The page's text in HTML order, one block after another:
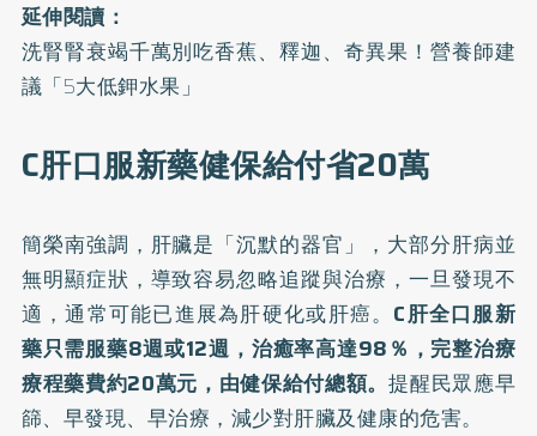
延伸閱讀：
洗腎腎衰竭千萬別吃香蕉、釋迦、奇異果！營養師建
議「5大低鉀水果」
C肝口服新藥健保給付省20萬
簡榮南強調，肝臟是「沉默的器官」，大部分肝病並
無明顯症狀，導致容易忽略追蹤與治療，一旦發現不
適，通常可能已進展為肝硬化或肝癌。 C肝全口服新
藥只需服藥8週或12週，治癒率高達98％，完整治療
療程藥費約20萬元，由健保給付總額。提醒民眾應早
篩、早發現、早治療，減少對肝臟及健康的危害。